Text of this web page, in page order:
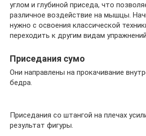
углом и глубиной приседа, что
различное воздействие на мышцы.
нужно с освоения классической
переходить к другим видам
Приседания сумо
Они направлены на прокачивание
бедра.
Приседания со штангой на плечах
результат фигуры.